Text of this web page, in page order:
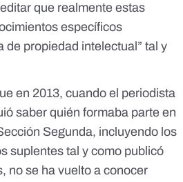
que realmente estas
específicos
de propiedad intelectual” tal y
en 2013, cuando el periodista
saber quién formaba parte en
Segunda, incluyendo los
suplentes tal y como publicó
no se ha vuelto a conocer